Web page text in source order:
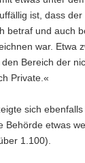
ist, dass
betraf und auch
war. Etwa
Bereich der
Private.«
sich
Behörde etwas
1.100).